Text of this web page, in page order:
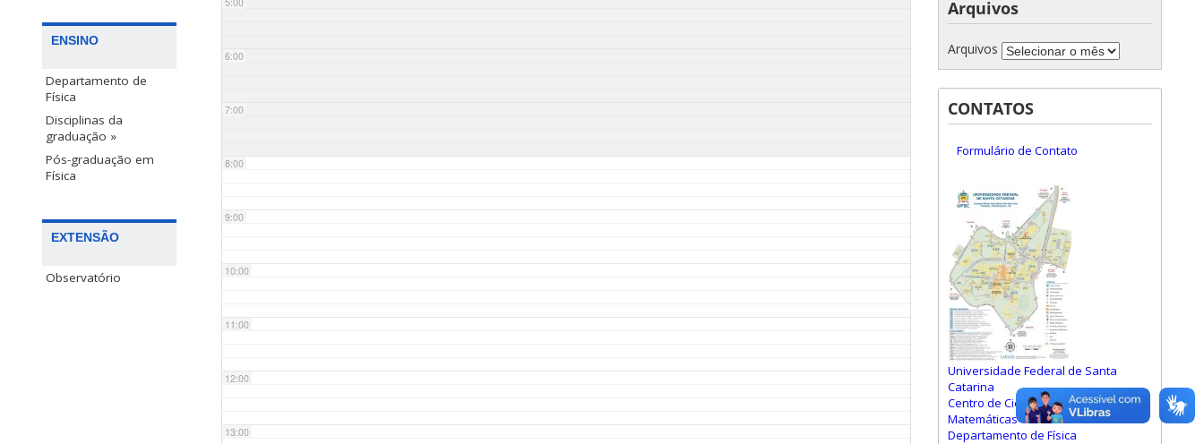
ENSINO
Departamento de
Física
Disciplinas da
graduação »
Pós-graduação em
Física
EXTENSÃO
Observatório
6:00
7:00
8:00
9:00
10:00
11:00
12:00
13:00
Arquivos
Arquivos
CONTATOS
Formulário de Contato
Universidade Federal de Santa
Catarina
Centro de Ciências Físicas e
Matemáticas
Departamento de Física